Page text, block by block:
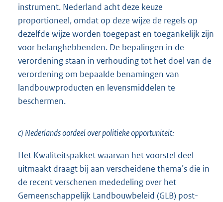
instrument. Nederland acht deze keuze
proportioneel, omdat op deze wijze de regels op
dezelfde wijze worden toegepast en toegankelijk zijn
voor belanghebbenden. De bepalingen in de
verordening staan in verhouding tot het doel van de
verordening om bepaalde benamingen van
landbouwproducten en levensmiddelen te
beschermen.
c) Nederlands oordeel over politieke opportuniteit:
Het Kwaliteitspakket waarvan het voorstel deel
uitmaakt draagt bij aan verscheidene thema’s die in
de recent verschenen mededeling over het
Gemeenschappelijk Landbouwbeleid (GLB) post-